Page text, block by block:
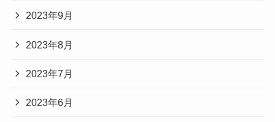
2023年9月
2023年8月
2023年7月
2023年6月